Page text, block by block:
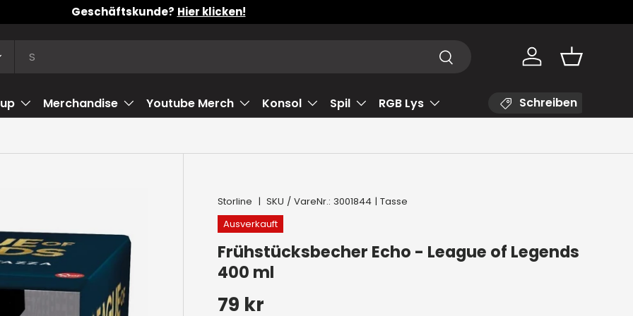
Geschäftskunde? Hier klicken!
Suchen Konto
Merchandise Youtube Merch Konsol Spil RGB Lys Schreiben
Storline | SKU / VareNr.: 3001844 | Tasse
Ausverkauft
Frühstücksbecher Echo - League of Legends
400 ml
Normaler Preis
79 kr